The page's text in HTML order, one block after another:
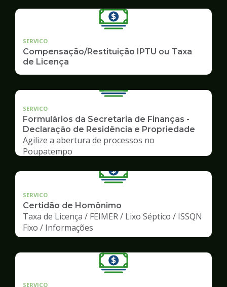
SERVICO
Compensação/Restituição IPTU ou Taxa
de Licença
SERVICO
Formulários da Secretaria de Finanças -
Declaração de Residência e Propriedade
Agilize a abertura de processos no
Poupatempo
SERVICO
Certidão de Homônimo
Taxa de Licença / FEIMER / Lixo Séptico / ISSQN
Fixo / Informações
SERVICO